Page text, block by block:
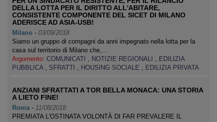
DELLA LOTTA PER IL DIRITTO ALL'ABITARE,
CONSISTENTE COMPONENTE DEL SICET DI MILANO
ADERISCE AD ASIA-USB!
Milano - 03/09/2018
Siamo un gruppo di compagni da anni impegnato nella lotta per la
casa sul territorio di Milano che,…
Argomento: COMUNICATI , NOTIZIE REGIONALI , EDILIZIA
PUBBLICA , SFRATTI , HOUSING SOCIALE , EDILIZIA PRIVATA
ANZIANI SFRATTATI A TOR BELLA MONACA: UNA STORIA
A LIETO FINE!
Roma - 11/08/2018
PREMIATA L'OSTINATA VOLONTÀ DI FAR PREVALERE IL